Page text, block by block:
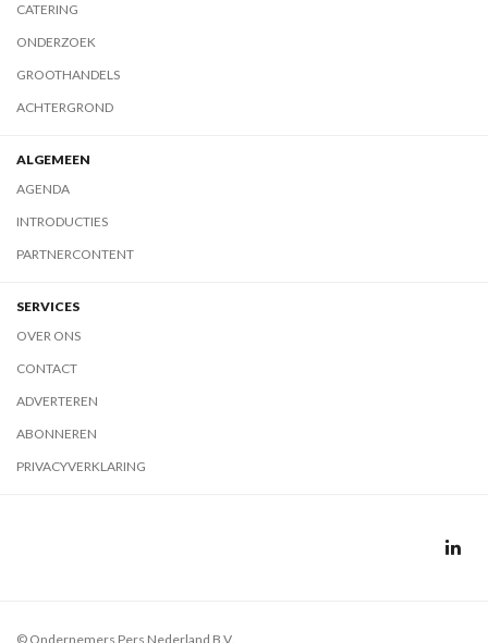
CATERING
ONDERZOEK
GROOTHANDELS
ACHTERGROND
ALGEMEEN
AGENDA
INTRODUCTIES
PARTNERCONTENT
SERVICES
OVER ONS
CONTACT
ADVERTEREN
ABONNEREN
PRIVACYVERKLARING
© Ondernemers Pers Nederland B.V.